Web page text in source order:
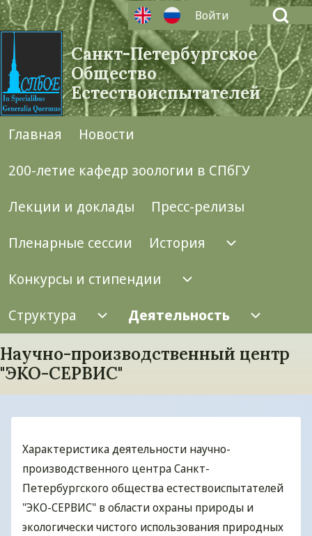
Close search
Search
Open Search
User account menu
Войти
Санкт-Петербургское
Общество
Естествоиспытателей
Main navigation
Главная
Новости
200-летие кафедр зоологии в СПбГУ
Лекции и доклады
Пресс-релизы
Пленарные сессии
История
Конкурсы и стипендии
Структура
Структура подменю
Деятельность
Научно-производственный центр
"ЭКО-СЕРВИС"
Характеристика деятельности научно-
производственного центра Санкт-
Петербургского общества естествоиспытателей
"ЭКО-СЕРВИС" в области охраны природы и
экологически чистого использования природных